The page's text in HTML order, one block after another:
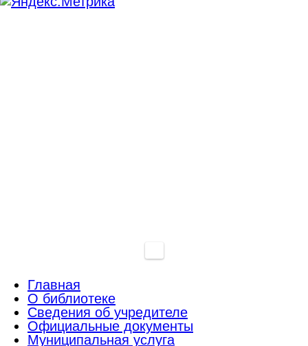
Главная
О библиотеке
Сведения об учредителе
Официальные документы
Муниципальная услуга